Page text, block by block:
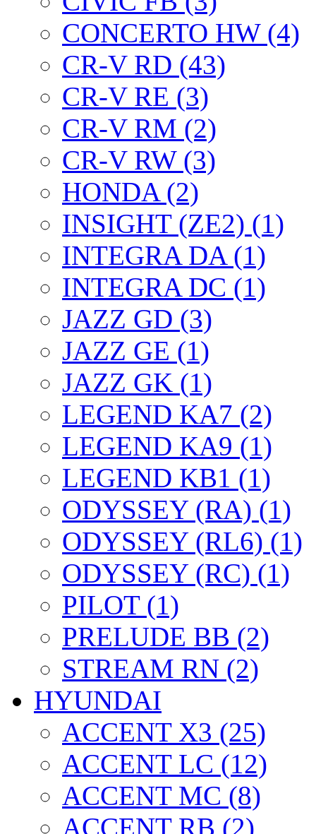
CONCERTO HW (4)
CR-V RD (43)
CR-V RE (3)
CR-V RM (2)
CR-V RW (3)
HONDA (2)
INSIGHT (ZE2) (1)
INTEGRA DA (1)
INTEGRA DC (1)
JAZZ GD (3)
JAZZ GE (1)
JAZZ GK (1)
LEGEND KA7 (2)
LEGEND KA9 (1)
LEGEND KB1 (1)
ODYSSEY (RA) (1)
ODYSSEY (RL6) (1)
ODYSSEY (RC) (1)
PILOT (1)
PRELUDE BB (2)
STREAM RN (2)
HYUNDAI
ACCENT X3 (25)
ACCENT LC (12)
ACCENT MC (8)
ACCENT RB (2)